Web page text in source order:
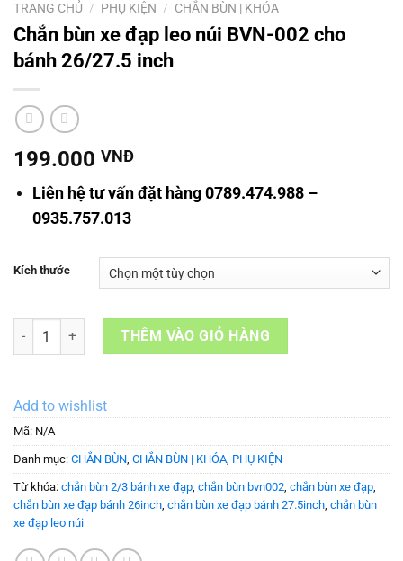
TRANG CHỦ / PHỤ KIỆN / CHẮN BÙN | KHÓA
Chắn bùn xe đạp leo núi BVN-002 cho
bánh 26/27.5 inch
199.000 VNĐ
Liên hệ tư vấn đặt hàng 0789.474.988 –
0935.757.013
Kích thước
Chắn bùn xe đạp leo núi BVN-002 cho bánh 26/27.5 inch số lượng
THÊM VÀO GIỎ HÀNG
Add to wishlist
Mã: N/A
Danh mục: CHẮN BÙN, CHẮN BÙN | KHÓA, PHỤ KIỆN
Từ khóa: chắn bùn 2/3 bánh xe đạp, chắn bùn bvn002, chắn bùn xe đạp,
chắn bùn xe đạp bánh 26inch, chắn bùn xe đạp bánh 27.5inch, chắn bùn
xe đạp leo núi